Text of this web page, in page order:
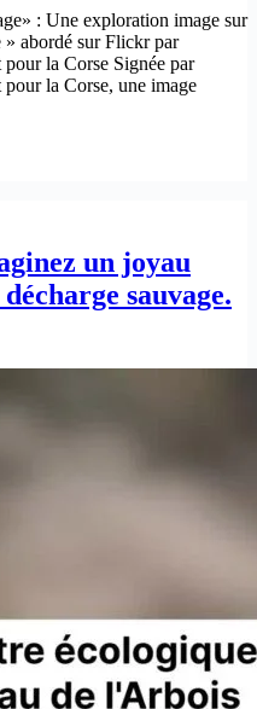
: Une exploration image sur
» abordé sur Flickr par
la Corse Signée par
la Corse, une image
un joyau
sauvage.